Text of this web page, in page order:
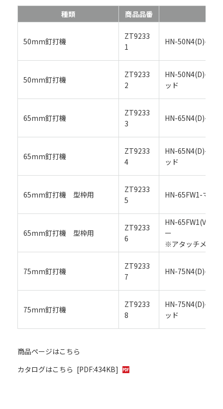
種類 商品品番
50mm釘打機
ZT9233
1
HN-50N4(D)-マ
50mm釘打機
ZT9233
2
HN-50N4(D)-マ
ッド
65mm釘打機
ZT9233
3
HN-65N4(D)-マ
65mm釘打機
ZT9233
4
HN-65N4(D)-マ
ッド
65mm釘打機 型枠用
ZT9233
5
HN-65FW1-マッ
65mm釘打機 型枠用
ZT9233
6
HN-65FW1(V)-マ
ー
※アタッチメント
75mm釘打機
ZT9233
7
HN-75N4(D)-マ
75mm釘打機
ZT9233
8
HN-75N4(D)-マ
ッド
商品ページはこちら
カタログはこちら [PDF:434KB]